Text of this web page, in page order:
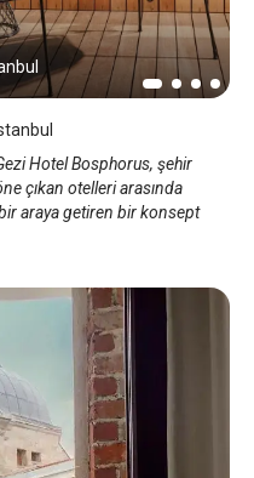
Hotel Bosphorus, şehir
çıkan otelleri arasında
araya getiren bir konsept